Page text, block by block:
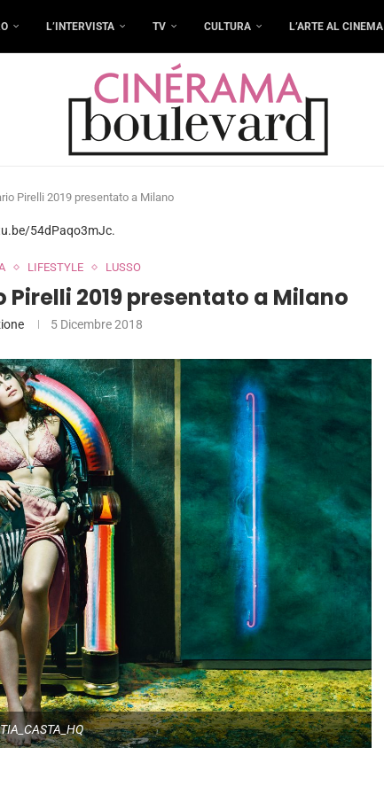
L’INTERVISTA TV CULTURA L’ARTE AL CINEMA
Pirelli 2019 presentato a Milano
54dPaqo3mJc.
LIFESTYLE LUSSO
Pirelli 2019 presentato a Milano
5 Dicembre 2018